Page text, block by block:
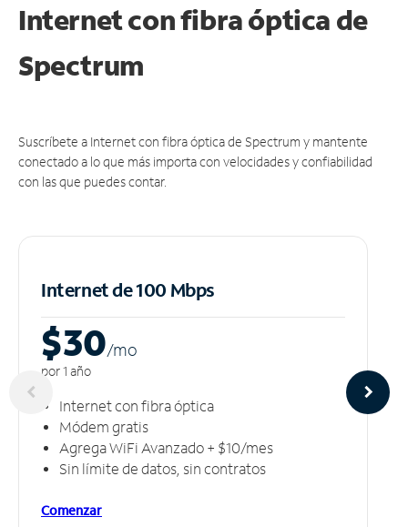
Internet con fibra óptica de
Spectrum
Suscríbete a Internet con fibra óptica de Spectrum y mantente
conectado a lo que más importa con velocidades y confiabilidad
con las que puedes contar.
Internet de 100 Mbps
$30/mo
por 1 año
Internet con fibra óptica
Módem gratis
Agrega WiFi Avanzado + $10/mes
Sin límite de datos, sin contratos
Comenzar